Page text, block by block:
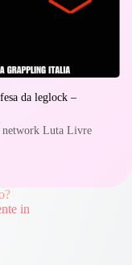
da leglock –
network Luta Livre
in